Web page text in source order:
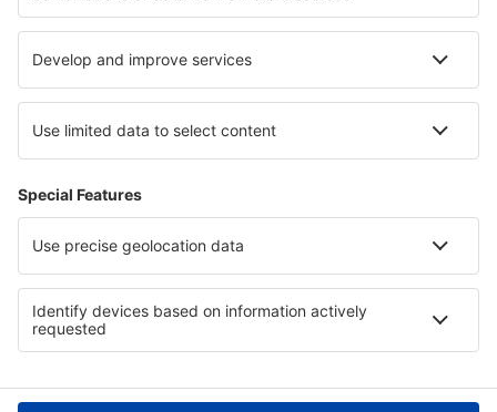
Cele mai bune hoteluri - regiuni
Hoteluri în Olanda Hoteluri in Penang
Hoteluri la Cascada Victoria Hoteluri in Bavarian Alps